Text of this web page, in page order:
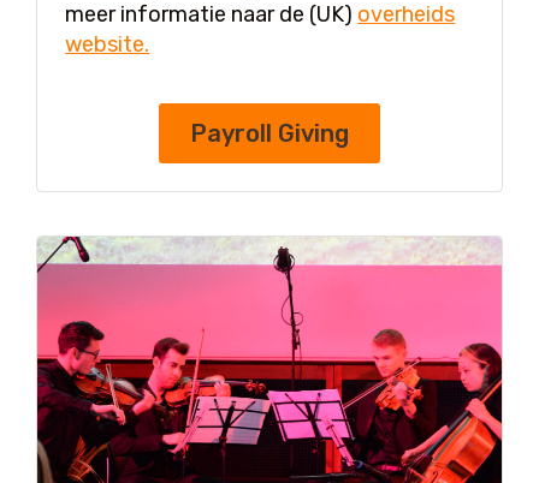
meer informatie naar de (UK) overheids
website.
Payroll Giving